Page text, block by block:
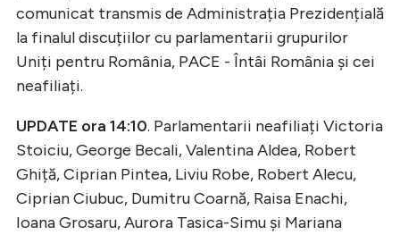
comunicat transmis de Administrația Prezidențială
la finalul discuțiilor cu parlamentarii grupurilor
Uniți pentru România, PACE - Întâi România și cei
neafiliați.
UPDATE ora 14:10. Parlamentarii neafiliați Victoria
Stoiciu, George Becali, Valentina Aldea, Robert
Ghiță, Ciprian Pintea, Liviu Robe, Robert Alecu,
Ciprian Ciubuc, Dumitru Coarnă, Raisa Enachi,
Ioana Grosaru, Aurora Tasica-Simu și Mariana